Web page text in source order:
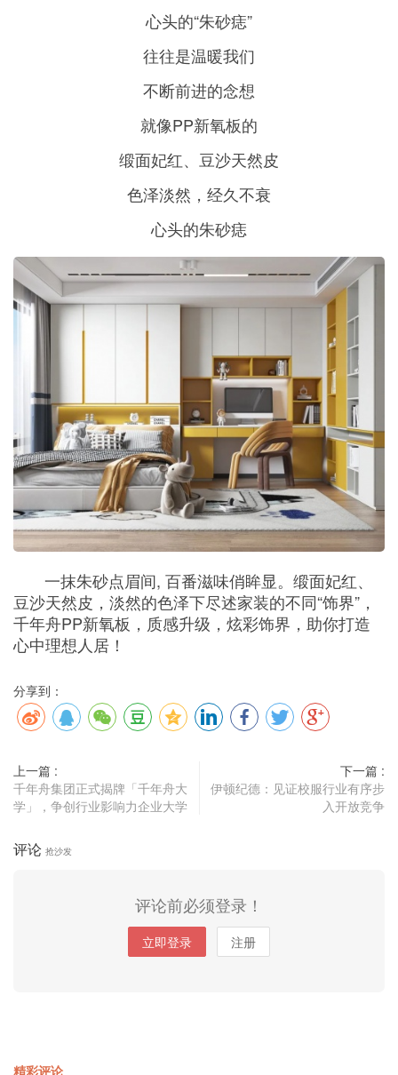
心头的“朱砂痣”
往往是温暖我们
不断前进的念想
就像PP新氧板的
缎面妃红、豆沙天然皮
色泽淡然，经久不衰
心头的朱砂痣
一抹朱砂点眉间, 百番滋味俏眸显。缎面妃红、
豆沙天然皮，淡然的色泽下尽述家装的不同“饰界”，
千年舟PP新氧板，质感升级，炫彩饰界，助你打造
心中理想人居！
分享到：
上一篇 :
千年舟集团正式揭牌「千年舟大
学」，争创行业影响力企业大学
下一篇 :
伊顿纪德：见证校服行业有序步
入开放竞争
评论 抢沙发
评论前必须登录！
立即登录 注册
精彩评论